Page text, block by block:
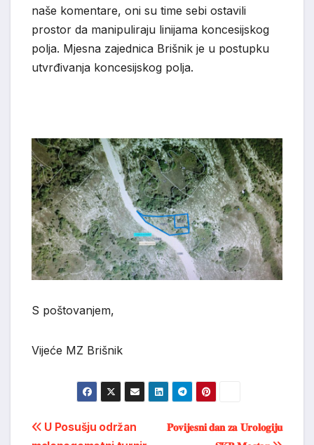
naše komentare, oni su time sebi ostavili
prostor da manipuliraju linijama koncesijskog
polja. Mjesna zajednica Brišnik je u postupku
utvrđivanja koncesijskog polja.
S poštovanjem,
Vijeće MZ Brišnik
Post
𝐏𝐨𝐯𝐢𝐣𝐞𝐬𝐧𝐢 𝐝𝐚𝐧 𝐳𝐚 𝐔𝐫𝐨𝐥𝐨𝐠𝐢𝐣𝐮
U Posušju održan